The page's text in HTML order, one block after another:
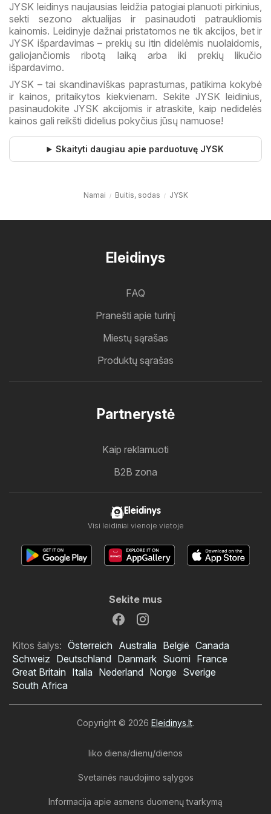
JYSK leidinys naujausias leidžia patogiai planuoti pirkinius,
sekti sezono aktualijas ir pasinaudoti patraukliomis
kainomis. Leidinyje dažnai pristatomos ne tik akcijos, bet ir
JYSK išpardavimas – prekių su itin didelėmis nuolaidomis,
galiojančiomis ribotą laiką arba iki prekių likučio
išpardavimo.
JYSK – tai skandinaviškas paprastumas, patikima kokybė
ir kainos, pritaikytos kiekvienam. Sekite JYSK leidinius,
pasinaudokite JYSK akcijomis ir atraskite, kaip nedidelės
kainos gali reikšti didelius pokyčius jūsų namuose!
Skaityti daugiau apie parduotuvę JYSK
JYSK leidinys
Namai Buitis, sodas JYSK
Eleidinys
FAQ
Pranešti apie turinį
Miestų sąrašas
Produktų sąrašas
Partnerystė
Kaip reklamuoti
B2B zona
Eleidinys
Visi leidiniai vienoje vietoje
Sekite mus
Kitos šalys: Österreich Australia België Canada
Schweiz Deutschland Danmark Suomi France
Great Britain Italia Nederland Norge Sverige
South Africa
Copyright © 2026 Eleidinys.lt.
liko diena/dienų/dienos
Svetainės naudojimo sąlygos
Informacija apie asmens duomenų tvarkymą